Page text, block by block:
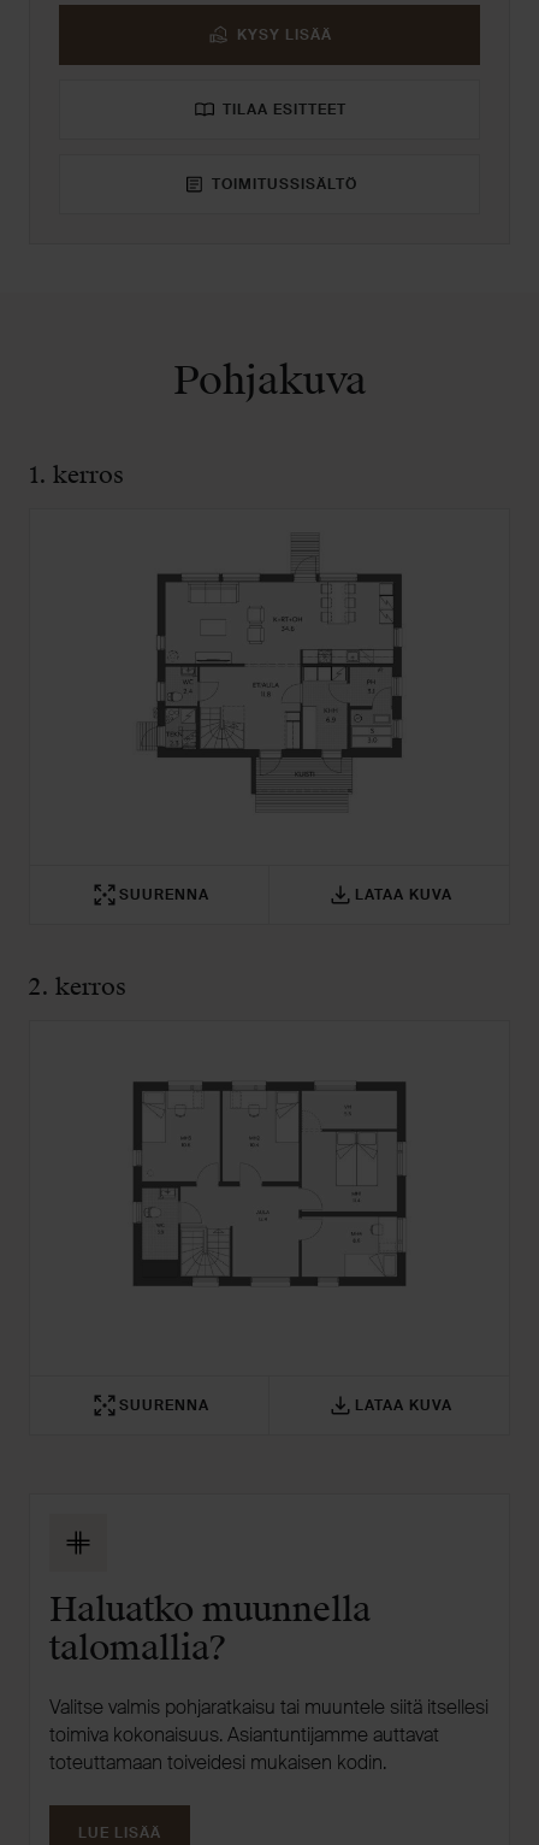
KYSY LISÄÄ
TILAA ESITTEET
TOIMITUSSISÄLTÖ
Pohjakuva
1. kerros
SUURENNA LATAA KUVA
2. kerros
SUURENNA LATAA KUVA
Haluatko muunnella
talomallia?
Valitse valmis pohjaratkaisu tai muuntele siitä itsellesi
toimiva kokonaisuus. Asiantuntijamme auttavat
toteuttamaan toiveidesi mukaisen kodin.
LUE LISÄÄ